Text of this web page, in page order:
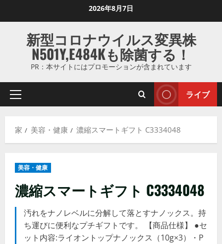
ス
ッ
ま
2026年8月7日
新型コロナウイルス変異株
N501Y,E484Kも除菌する！
PR：本サイトにはプロモーションが含まれています
プ
マ
ニ
ュ
ー
ライブ
家 美容・健康 濃縮スマートギフト C3334048
美容・健康
濃縮スマートギフト C3334048
汚れをナノレベルに分解して落とすナノックス。持
ち運びに便利なプチギフトです。 【商品仕様】 ●セ
ット内容:ライオントップナノックス（10g×3）・P